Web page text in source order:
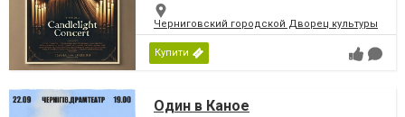
Черниговский городской Дворец культуры
Купити
Один в Каное